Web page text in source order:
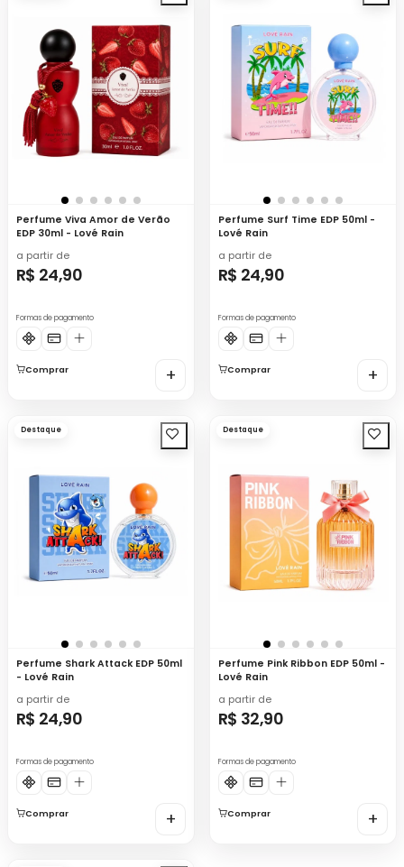
Perfume Viva Amor de Verão
EDP 30ml - Lové Rain
a partir de
R$ 24,90
Formas de pagamento
Comprar +
Perfume Surf Time EDP 50ml -
Lové Rain
a partir de
R$ 24,90
Formas de pagamento
Comprar +
Destaque
Perfume Shark Attack EDP 50ml
- Lové Rain
a partir de
R$ 24,90
Formas de pagamento
Comprar +
Destaque
Perfume Pink Ribbon EDP 50ml -
Lové Rain
a partir de
R$ 32,90
Formas de pagamento
Comprar +